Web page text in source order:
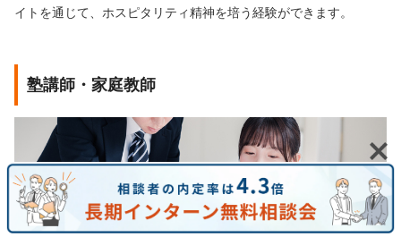
イトを通じて、ホスピタリティ精神を培う経験ができます。
塾講師・家庭教師